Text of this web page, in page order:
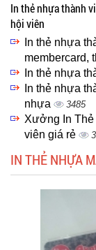
In thẻ nhựa thành
hội viên
In thẻ nhựa
membercard,
In thẻ nhựa
In thẻ nhựa
nhựa
3485
Xưởng In
viên giá rẻ
IN THẺ NHỰA